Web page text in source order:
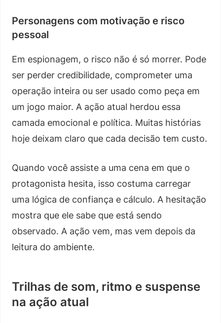
Personagens com motivação e risco
pessoal
Em espionagem, o risco não é só morrer. Pode
ser perder credibilidade, comprometer uma
operação inteira ou ser usado como peça em
um jogo maior. A ação atual herdou essa
camada emocional e política. Muitas histórias
hoje deixam claro que cada decisão tem custo.
Quando você assiste a uma cena em que o
protagonista hesita, isso costuma carregar
uma lógica de confiança e cálculo. A hesitação
mostra que ele sabe que está sendo
observado. A ação vem, mas vem depois da
leitura do ambiente.
Trilhas de som, ritmo e suspense
na ação atual